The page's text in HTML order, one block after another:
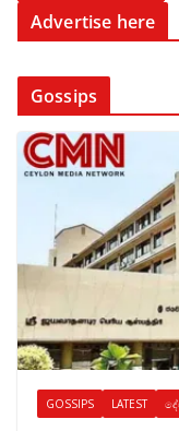
Advertise here
Gossips
GOSSIPS LATEST